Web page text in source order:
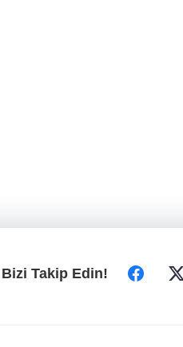
Bizi Takip Edin!